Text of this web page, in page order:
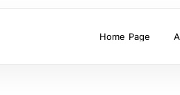
Home Page